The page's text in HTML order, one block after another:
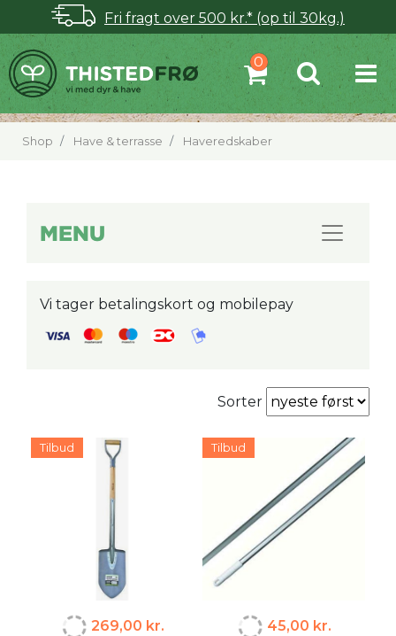
Fri fragt over 500 kr.* (op til 30kg.)
Shop Have & terrasse Haveredskaber
MENU
Vi tager betalingskort og mobilepay
Sorter
Tilbud
269,00 kr.
Tilbud
45,00 kr.